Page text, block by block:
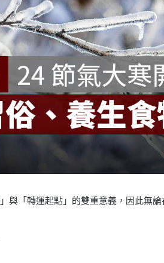
與「轉運起點」的雙重意義，因此無論